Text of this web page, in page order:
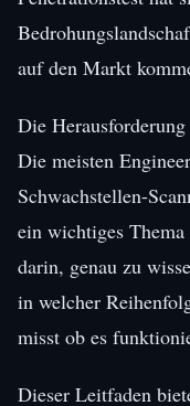
auf den Markt
Die
Die meisten
Schwachstellen-
ein wichtiges
darin, genau zu
in welcher
misst ob es
Dieser Leitfaden